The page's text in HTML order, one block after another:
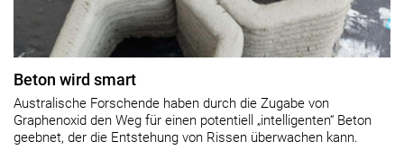
Beton wird smart
Australische Forschende haben durch die Zugabe von
Graphenoxid den Weg für einen potentiell „intelligenten“ Beton
geebnet, der die Entstehung von Rissen überwachen kann.